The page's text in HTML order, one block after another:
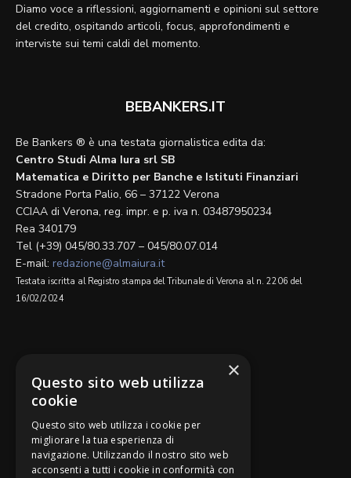
Diamo voce a riflessioni, aggiornamenti e opinioni sul settore
del credito, ospitando articoli, focus, approfondimenti e
interviste sui temi caldi del momento.
BEBANKERS.IT
Be Bankers ® è una testata giornalistica edita da:
Centro Studi Alma Iura srl SB
Matematica e Diritto per Banche e Istituti Finanziari
Stradone Porta Palio, 66 – 37122 Verona
CCIAA di Verona, reg. impr. e p. iva n. 03487950234
Rea 340179
Tel (+39) 045/80.33.707 – 045/80.07.014
E-mail: redazione@almaiura.it
Testata iscritta al Registro stampa del Tribunale di Verona al n. 2206 del
16/02/2024
Be Bankers è ideato da
×
Questo sito web utilizza
cookie
Questo sito web utilizza i cookie per
migliorare la tua esperienza di
navigazione. Utilizzando il nostro sito web
acconsenti a tutti i cookie in conformità con